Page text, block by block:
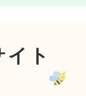
ト